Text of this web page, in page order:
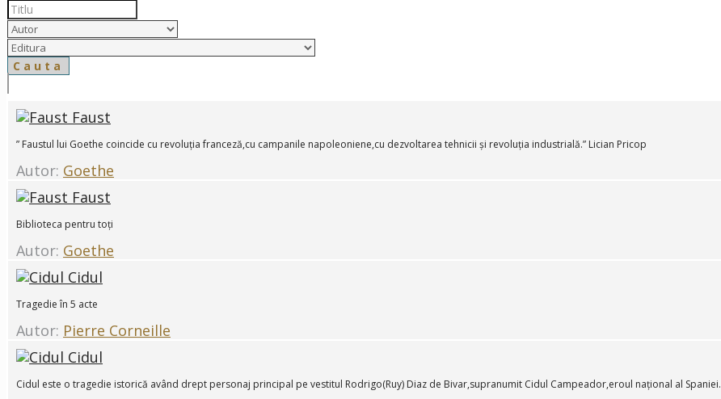
Faust
” Faustul lui Goethe coincide cu revoluția franceză,cu campanile napoleoniene,cu dezvoltarea tehnicii și revoluția industrială.” Lician Pricop
Autor: Goethe
Faust
Biblioteca pentru toți
Autor: Goethe
Cidul
Tragedie în 5 acte
Autor: Pierre Corneille
Cidul
Cidul este o tragedie istorică având drept personaj principal pe vestitul Rodrigo(Ruy) Diaz de Bivar,supranumit Cidul Campeador,eroul național al Spaniei.